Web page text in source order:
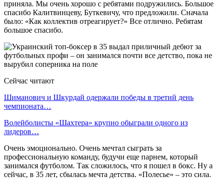
приняла. Мы очень хорошо с ребятами подружились. Большое
спасибо Калитвинцеву, Буткевичу, что предложили. Сначала
было: «Как коллектив отреагирует?» Все отлично. Ребятам
большое спасибо.
Сейчас читают
Шиманович и Шкурдай одержали победы в третий день
чемпионата…
Волейболисты «Шахтера» крупно обыграли одного из
лидеров…
Очень эмоционально. Очень мечтал сыграть за
профессиональную команду, будучи еще парнем, который
занимался футболом. Так сложилось, что я пошел в бокс. Ну а
сейчас, в 35 лет, сбылась мечта детства. «Полесье» – это сила.